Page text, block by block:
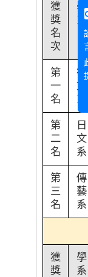
獲
獎
名
次
學
系
第
一
名
德
文
系
第
二
名
日
文
系
第
三
名
傳
藝
系
獲
獎
學
系